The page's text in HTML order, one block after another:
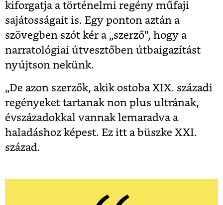
kiforgatja a történelmi regény műfaji
sajátosságait is. Egy ponton aztán a
szövegben szót kér a „szerző”, hogy a
narratológiai útvesztőben útbaigazítást
nyújtson nekünk.
„De azon szerzők, akik ostoba XIX. századi
regényeket tartanak non plus ultrának,
évszázadokkal vannak lemaradva a
haladáshoz képest. Ez itt a büszke XXI.
század.